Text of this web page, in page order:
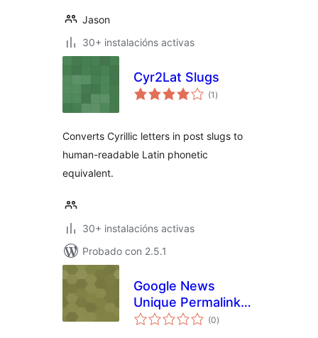
Jason
30+ instalacións activas
Cyr2Lat Slugs
(1 valoracións
totais
)
Converts Cyrillic letters in post slugs to
human-readable Latin phonetic
equivalent.
30+ instalacións activas
Probado con 2.5.1
Google News
Unique Permalink
ID
(0valoracións
totais
)